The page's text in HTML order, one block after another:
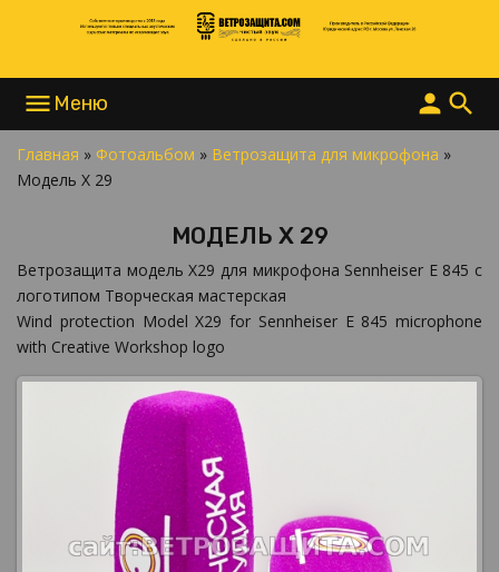
menu search
person
Главная » Фотоальбом » Ветрозащита для микрофона »
Модель X 29
МОДЕЛЬ X 29
Ветрозащита модель X29 для микрофона Sennheiser E 845 с
логотипом Творческая мастерская
Wind protection Model X29 for Sennheiser E 845 microphone
with Creative Workshop logo